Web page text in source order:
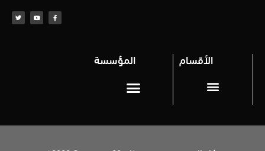
الأقسام المؤسسة